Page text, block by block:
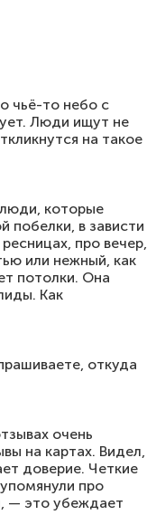
чьё-то небо с
Люди ищут не
на такое
которые
побелки, в зависти
про вечер,
или нежный, как
потолки. Она
Как
откуда
очень
на картах. Видел,
доверие. Четкие
про
— это убеждает